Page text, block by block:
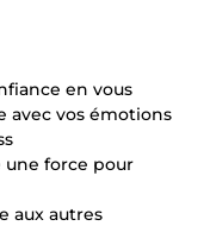
en vous
avec vos émotions
une force pour
aux autres